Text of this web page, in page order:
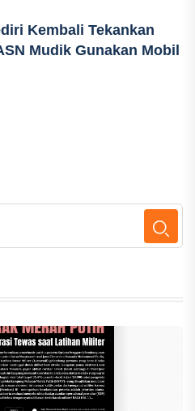
Kembali Tekankan
Mudik Gunakan Mobil